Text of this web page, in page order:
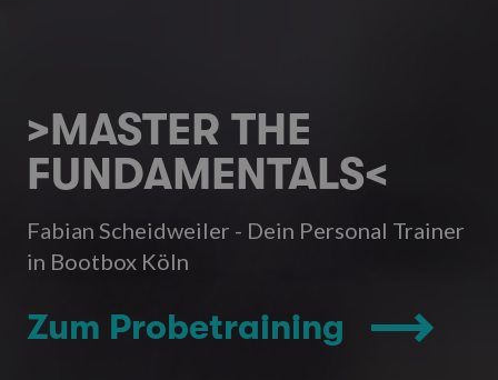
>MASTER THE
FUNDAMENTALS<
Fabian Scheidweiler - Dein Personal Trainer
in Bootbox Köln
Zum Probetraining